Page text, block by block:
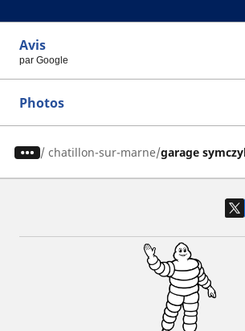
Avis
par Google
Photos
/ chatillon-sur-marne garage